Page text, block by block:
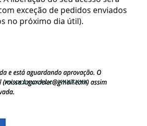
exceção de pedidos enviados
no próximo dia útil).